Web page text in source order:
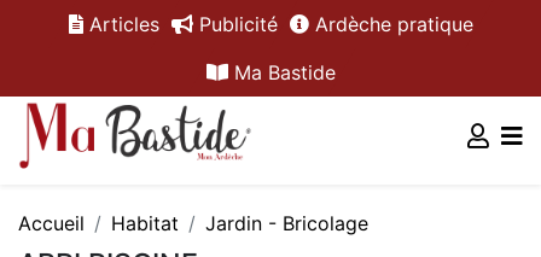
Articles Publicité
Ardèche pratique
Ma Bastide
Accueil Habitat Jardin - Bricolage